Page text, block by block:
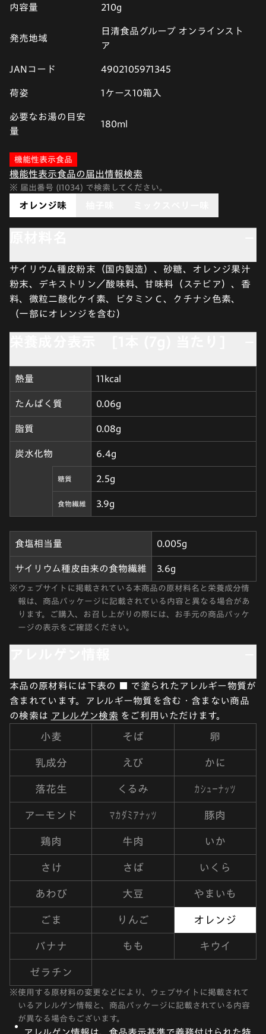
内容量 210g
発売地域
日清食品グループ オンラインスト
ア
JANコード 4902105971345
荷姿 1ケース10箱入
必要なお湯の目安
量
180ml
機能性表示食品
機能性表示食品の届出情報検索
※ 届出番号 (I1034) で検索してください。
オレンジ味
サイリウム種皮粉末（国内製造）、砂糖、オレンジ果汁
粉末、デキストリン／酸味料、甘味料（ステビア）、香
料、微粒二酸化ケイ素、ビタミンＣ、クチナシ色素、
（一部にオレンジを含む）
熱量 11kcal
たんぱく質 0.06g
脂質 0.08g
炭水化物 6.4g
糖質 2.5g
食物繊維 3.9g
食塩相当量 0.005g
サイリウム種皮由来の食物繊維 3.6g
※ ウェブサイトに掲載されている本商品の原材料名と栄養成分情
報は、商品パッケージに記載されている内容と異なる場合があ
ります。ご購入、お召し上がりの際には、お手元の商品パッケ
ージの表示をご確認ください。
本品の原材料には下表の ■ で塗られたアレルギー物質が
含まれています。アレルギー物質を含む・含まない商品
の検索は アレルゲン検索 をご利用いただけます。
小麦 そば 卵
乳成分 えび かに
落花生 くるみ カシューナッツ
アーモンド マカダミアナッツ 豚肉
鶏肉 牛肉 いか
さけ さば いくら
あわび 大豆 やまいも
ごま りんご オレンジ
バナナ もも キウイ
ゼラチン
※使用する原材料の変更などにより、ウェブサイトに掲載されて
いるアレルゲン情報と、商品パッケージに記載されている内容
が異なる場合もございます。